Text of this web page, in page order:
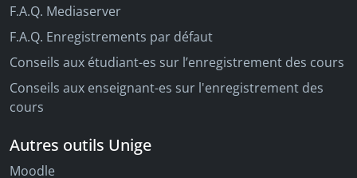
F.A.Q. Mediaserver
F.A.Q. Enregistrements par défaut
Conseils aux étudiant-es sur l’enregistrement des cours
Conseils aux enseignant-es sur l'enregistrement des
cours
Autres outils Unige
Moodle